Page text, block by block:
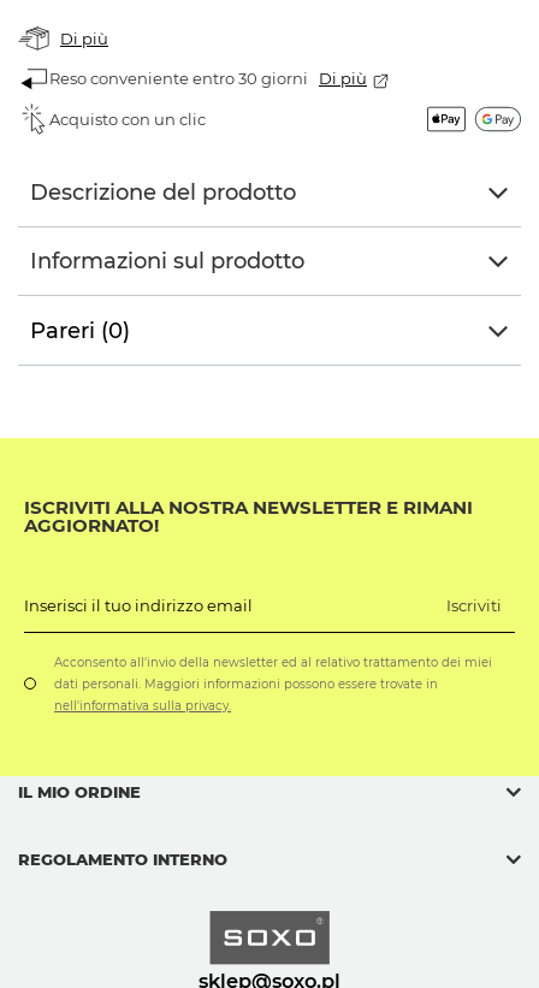
Di più
Reso conveniente entro 30 giorni Di più
Acquisto con un clic
Descrizione del prodotto
Informazioni sul prodotto
Pareri (0)
ISCRIVITI ALLA NOSTRA NEWSLETTER E RIMANI
AGGIORNATO!
Inserisci il tuo indirizzo email Iscriviti
Acconsento all'invio della newsletter ed al relativo trattamento dei miei
dati personali. Maggiori informazioni possono essere trovate in
nell'informativa sulla privacy.
sklep@soxo.pl
IL MIO ORDINE
REGOLAMENTO INTERNO